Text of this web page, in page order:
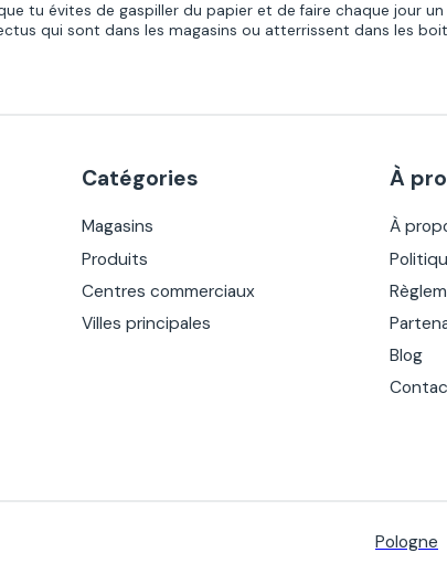
tu évites de gaspiller du papier et de faire chaque jour
qui sont dans les magasins ou atterrissent dans les
Catégories
Magasins
Produits
Centres commerciaux
Villes principales
À
À
Blog
Pologne